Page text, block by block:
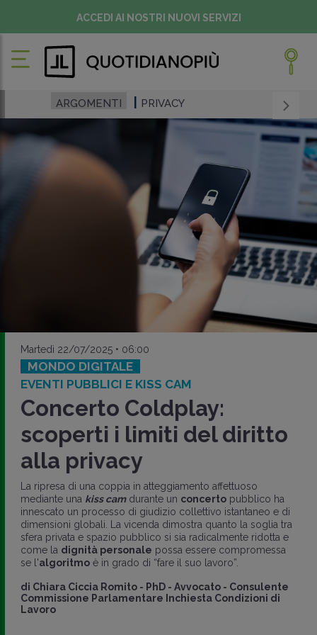
ACCEDI AI NOSTRI NUOVI SERVIZI
ARGOMENTI PRIVACY
Martedì 22/07/2025 • 06:00
MONDO DIGITALE
EVENTI PUBBLICI E KISS CAM
Concerto Coldplay:
scoperti i limiti del diritto
alla privacy
La ripresa di una coppia in atteggiamento affettuoso
mediante una kiss camdurante un concertopubblico ha
innescato un processo di giudizio collettivo istantaneo e di
dimensioni globali. La vicenda dimostra quanto la soglia tra
sfera privata e spazio pubblico si sia radicalmente ridotta e
come la dignità personale possa essere compromessa
se l'algoritmoè in grado di “fare il suo lavoro”.
di Chiara Ciccia Romito - PhD - Avvocato - Consulente
Commissione Parlamentare Inchiesta Condizioni di
Lavoro